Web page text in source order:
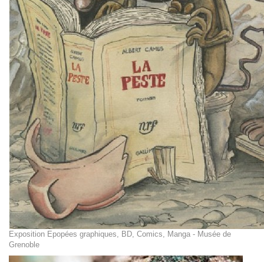
Exposition Epopées graphiques, BD, Comics, Manga - Musée de
Grenoble